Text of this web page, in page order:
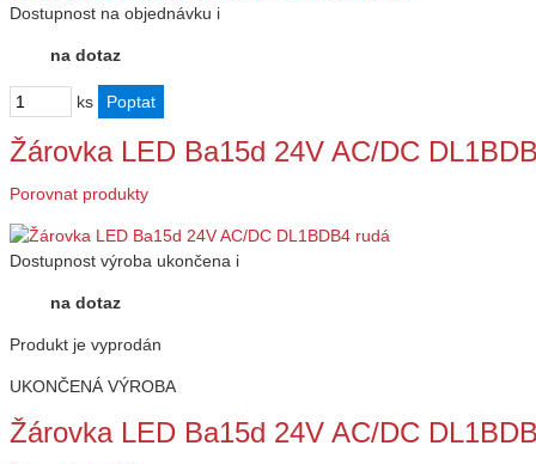
Dostupnost na objednávku i
na dotaz
ks
Žárovka LED Ba15d 24V AC/DC
Porovnat produkty
Dostupnost výroba ukončena i
na dotaz
Produkt je vyprodán
UKONČENÁ VÝROBA
Žárovka LED Ba15d 24V AC/DC